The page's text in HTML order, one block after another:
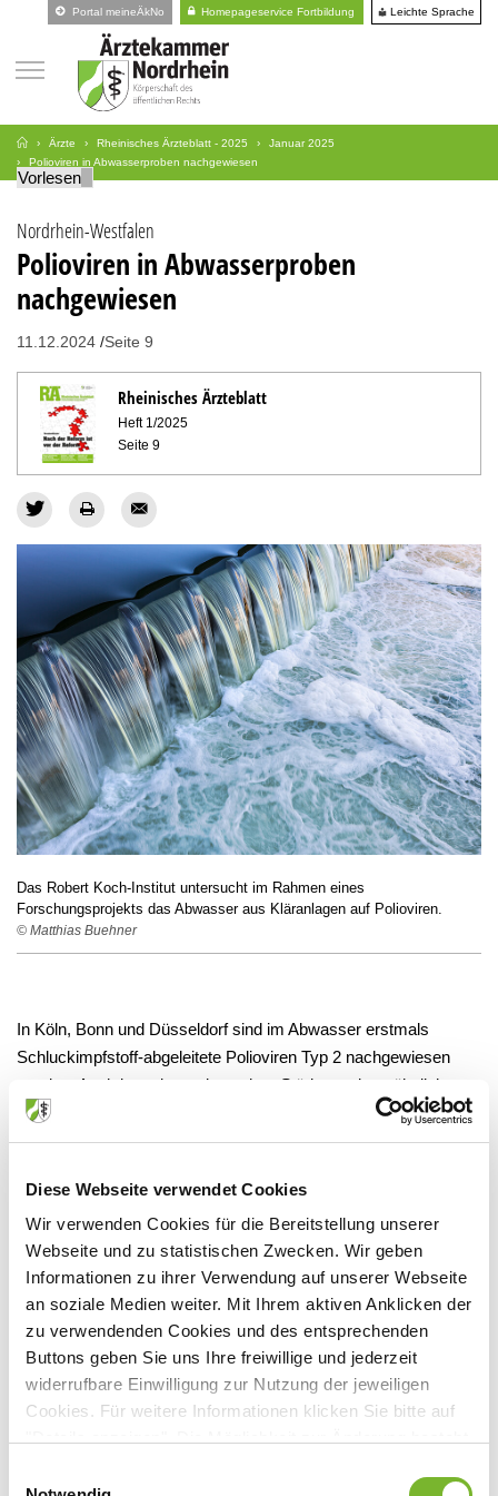
Diese Webseite verwendet Cookies
Wir verwenden Cookies für die Bereitstellung unserer
Webseite und zu statistischen Zwecken. Wir geben
Informationen zu ihrer Verwendung auf unserer Webseite
an soziale Medien weiter. Mit Ihrem aktiven Anklicken der
zu verwendenden Cookies und des entsprechenden
Buttons geben Sie uns Ihre freiwillige und jederzeit
widerrufbare Einwilligung zur Nutzung der jeweiligen
Cookies. Für weitere Informationen klicken Sie bitte auf
Datenschutzerklärung
Portal meineÄkNo Homepageservice Fortbildung Leichte Sprache
Ärzte Rheinisches Ärzteblatt - 2025
Januar 2025
Polioviren in Abwasserproben nachgewiesen
Vorlesen
Nordrhein-Westfalen
Polioviren in Abwasserproben
nachgewiesen
11.12.2024 Seite 9
Rheinisches Ärzteblatt
Heft 1/2025
Seite 9
Das Robert Koch-Institut untersucht im Rahmen eines
Forschungsprojekts das Abwasser aus Kläranlagen auf Polioviren.
© Matthias Buehner
In Köln, Bonn und Düsseldorf sind im Abwasser erstmals
Schluckimpfstoff-abgeleitete Polioviren Typ 2 nachgewiesen
worden. Auch in anderen deutschen Städten gab es ähnliche
Funde, wie das nordrhein-westfälische Gesundheitsministerium
am 28. November mitteilte. Die Nachweise erfolgten im
(RKI), bei dem Abwasserproben aus verschiedenen Kläranlagen
in Deutschland entnommen und auf Polioviren untersucht
wurden. Die Ergebnisse hat das RKI in seinem aktuellen
Epidemiologischen Bulletin veröffentlicht
(www.rki.de).
Das Risiko, sich mit Polio zu infizieren, sei trotz des
Nachweises im Abwasser aufgrund der hohen
Durchimpfungsrate der Bevölkerung äußerst gering, betonte das
NRW-Gesundheitsministerium. Aktuell seien keine Polio-
Erkrankungen oder Verdachtsfälle in Deutschland bekannt, der